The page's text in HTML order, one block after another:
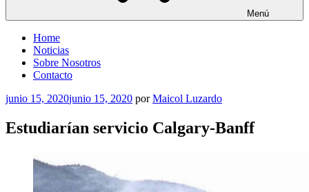
Menú
Home
Noticias
Sobre Nosotros
Contacto
Publicado
junio 15, 2020junio 15, 2020 porMaicol Luzardo
Estudiarían servicio Calgary-Banff